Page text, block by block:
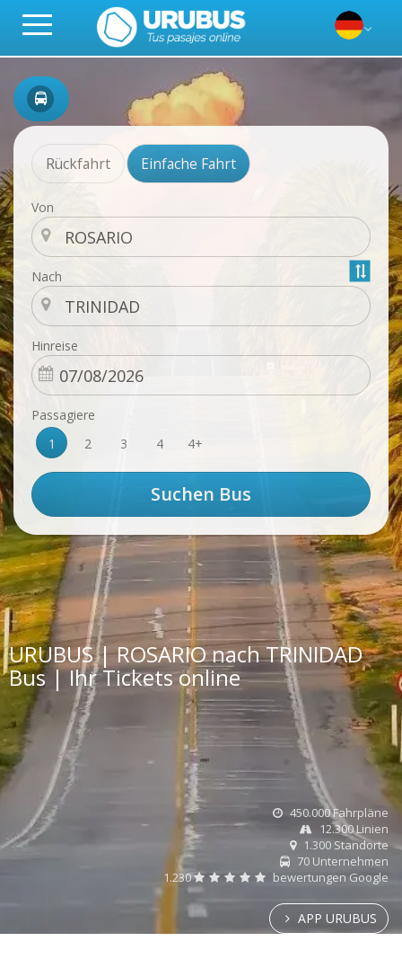
Rückfahrt Einfache Fahrt
Von
Nach
Hinreise
Passagiere
1
2 3 4 4+
URUBUS | ROSARIO nach TRINIDAD
Bus | Ihr Tickets online
450.000 Fahrpläne
12.300 Linien
1.300 Standorte
70 Unternehmen
1.230
bewertungen Google
APP URUBUS